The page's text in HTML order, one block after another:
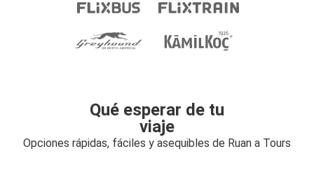
Qué esperar de tu
viaje
Opciones rápidas, fáciles y asequibles de Ruan a Tours